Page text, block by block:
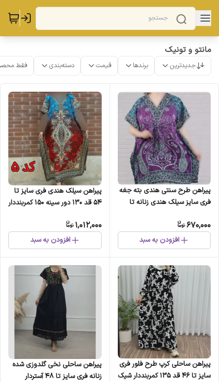
مانتو و تونیک
جدیدترین برندها قیمت دسته‌بندی فقط
پیراهن طرح سنتی هندی بته جغه
فری سایز سیلک هندی زنانه تا
بدون آبرفت و رنگ رفت
670,000
افزودن به سبد
پیراهن سیلک هندی فری سایز تا
54 قد 130 دور سینه 150 کمربنددار
آبرفت و رنگ رفت
1,012,000
افزودن به سبد
پیراهن ساحلی کرپ طرح فلور فری
سایز تا 46 قد 135 کمربنددار شیک
پیراهن ساحلی نخی گلدوزی شده
زنانه فری سایز تا 48 آستردار